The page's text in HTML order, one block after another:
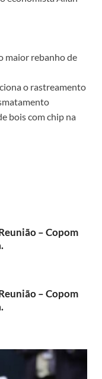
maior rebanho de
o rastreamento
bois com chip na
– Copom
– Copom